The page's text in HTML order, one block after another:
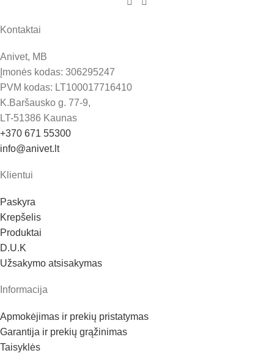
Kontaktai
Anivet, MB
Įmonės kodas: 306295247
PVM kodas: LT100017716410
K.Baršausko g. 77-9,
LT-51386 Kaunas
+370 671 55300
info@anivet.lt
Klientui
Paskyra
Krepšelis
Produktai
D.U.K
Užsakymo atsisakymas
Informacija
Apmokėjimas ir prekių pristatymas
Garantija ir prekių grąžinimas
Taisyklės